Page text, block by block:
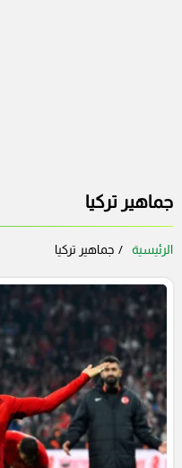
جماهير تركيا
الرئيسية جماهير تركيا